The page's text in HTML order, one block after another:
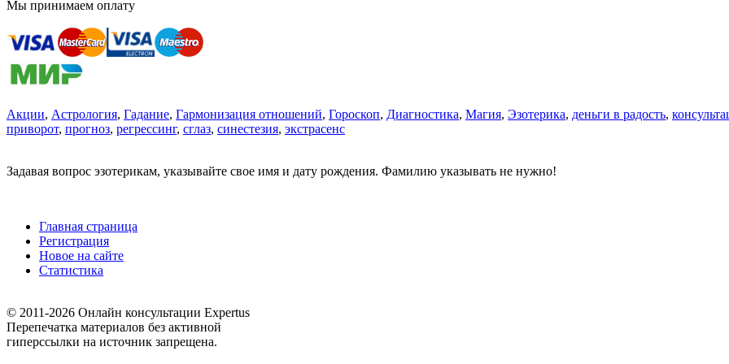
Мы принимаем оплату
Акции, Астрология, Гадание, Гармонизация отношений, Гороскоп, Диагностика, Магия, Эзотерика, деньги в радость,
приворот, прогноз, регрессинг, сглаз, синестезия, экстрасенс
Задавая вопрос эзотерикам, указывайте свое имя и дату рождения. Фамилию указывать не нужно!
Главная страница
Регистрация
Новое на сайте
Статистика
© 2011-2026 Онлайн консультации Expertus
Перепечатка материалов без активной
гиперссылки на источник запрещена.